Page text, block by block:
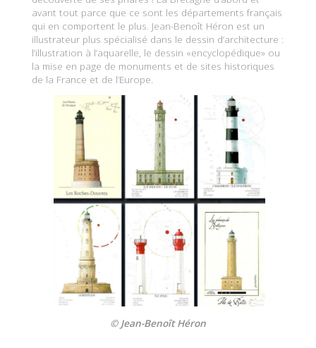
avant tout parce que ce sont les départements français
qui en comportent le plus. Jean-Benoît Héron est un
illustrateur plus spécialisé dans le dessin d’architecture :
l’illustration à l’aquarelle, le dessin «encyclopédique» ou
la mise en page de monuments et de sites historiques
de la France et de l’Europe.
© Jean-Benoît Héron